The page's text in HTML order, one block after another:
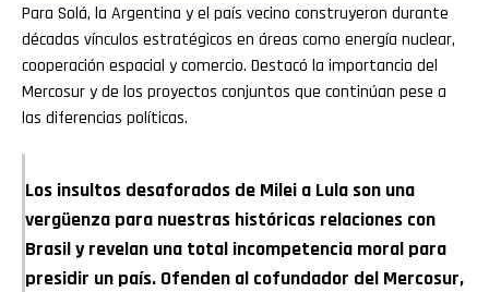
Para Solá, la Argentina y el país vecino construyeron durante
décadas vínculos estratégicos en áreas como energía nuclear,
cooperación espacial y comercio. Destacó la importancia del
Mercosur y de los proyectos conjuntos que continúan pese a
las diferencias políticas.
Los insultos desaforados de Milei a Lula son una
vergüenza para nuestras históricas relaciones con
Brasil y revelan una total incompetencia moral para
presidir un país. Ofenden al cofundador del Mercosur,